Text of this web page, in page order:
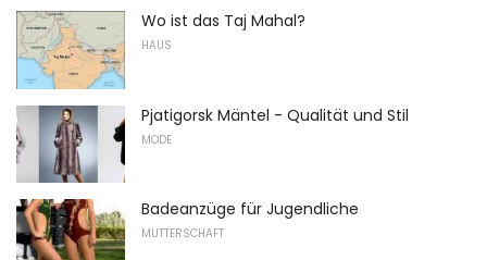
Wo ist das Taj Mahal?
HAUS
Pjatigorsk Mäntel - Qualität und Stil
MODE
Badeanzüge für Jugendliche
MUTTERSCHAFT